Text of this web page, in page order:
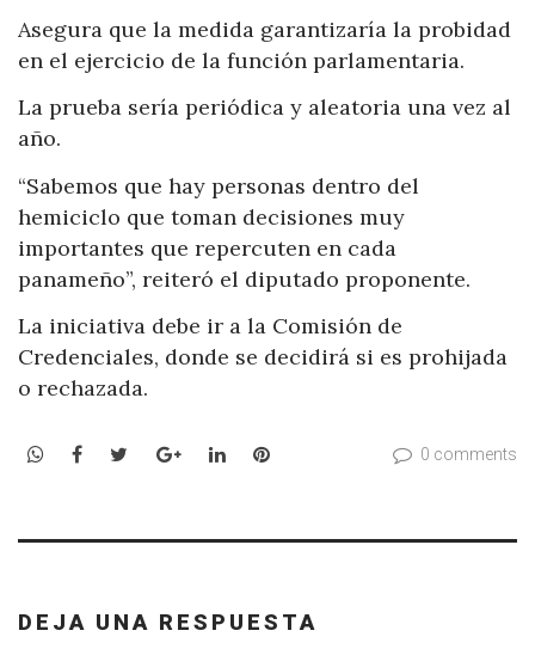
Asegura que la medida garantizaría la probidad
en el ejercicio de la función parlamentaria.
La prueba sería periódica y aleatoria una vez al
año.
“Sabemos que hay personas dentro del
hemiciclo que toman decisiones muy
importantes que repercuten en cada
panameño”, reiteró el diputado proponente.
La iniciativa debe ir a la Comisión de
Credenciales, donde se decidirá si es prohijada
o rechazada.
WhatsApp
Facebook
TwitterGoogle+LinkedInPinterest 0 comments
DEJA UNA RESPUESTA